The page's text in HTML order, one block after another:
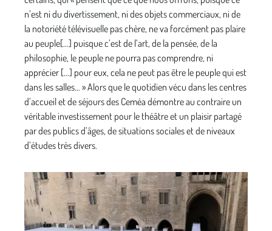
n’est ni du divertissement, ni des objets commerciaux, ni de
la notoriété télévisuelle pas chère, ne va forcément pas plaire
au peuple[…] puisque c’est de l’art, de la pensée, de la
philosophie, le peuple ne pourra pas comprendre, ni
apprécier […] pour eux, cela ne peut pas être le peuple qui est
dans les salles… » Alors que le quotidien vécu dans les centres
d’accueil et de séjours des Ceméa démontre au contraire un
véritable investissement pour le théâtre et un plaisir partagé
par des publics d’âges, de situations sociales et de niveaux
d’études très divers.